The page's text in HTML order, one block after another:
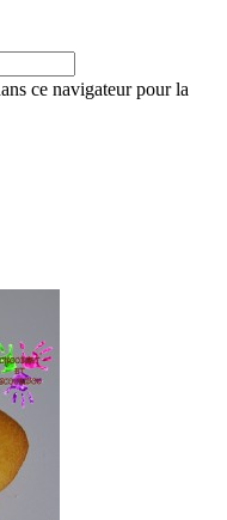
ce navigateur pour la